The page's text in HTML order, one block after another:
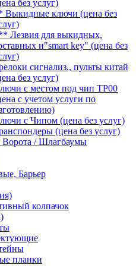
без услуг)
Выкидные ключи (цена без
Лезвия для выкидных,
и"smart key" (цена без
сигнализ., пульты китай
без услуг)
с местом под чип TP00
с учетом услуги по
с Чипом (цена без услуг)
(цена без услуг)
Ворота / Шлагбаумы
Барьер
колпачок
планки